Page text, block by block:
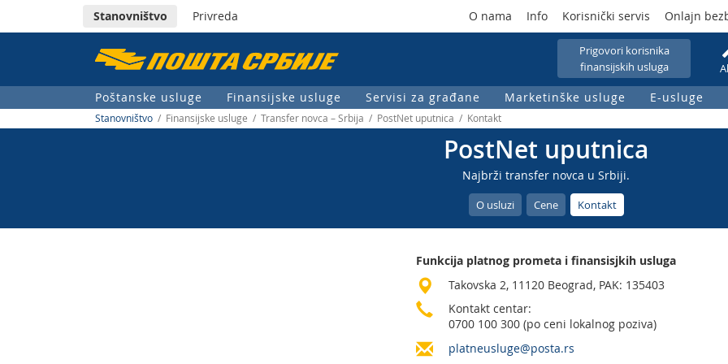
Пошта
Србије
д.о.о.
Stanovništvo Privreda
Prigovori korisnika
finansijskih usluga
O nama Info Korisnički servis Onlajn
Poštanske usluge Finansijske usluge Servisi za građane Marketinške usluge E-usluge
Stanovništvo / Finansijske usluge / Transfer novca – Srbija / PostNet uputnica / Kontakt
PostNet uputnica
Najbrži transfer novca u Srbiji.
O usluzi Cene Kontakt
Funkcija platnog prometa i finansisjkih usluga
Takovska 2, 11120 Beograd, PAK: 135403
Kontakt centar:
0700 100 300 (po ceni lokalnog poziva)
platneusluge@posta.rs